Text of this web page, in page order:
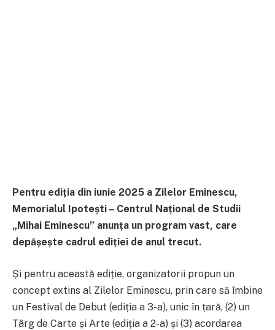
Pentru ediția din iunie 2025 a Zilelor Eminescu,
Memorialul Ipotești – Centrul Național de Studii
„Mihai Eminescu” anunța un program vast, care
depășește cadrul ediției de anul trecut.
Și pentru această ediție, organizatorii propun un
concept extins al Zilelor Eminescu, prin care să îmbine
un Festival de Debut (ediția a 3-a), unic în țară, (2) un
Târg de Carte și Arte (ediția a 2-a) și (3) acordarea